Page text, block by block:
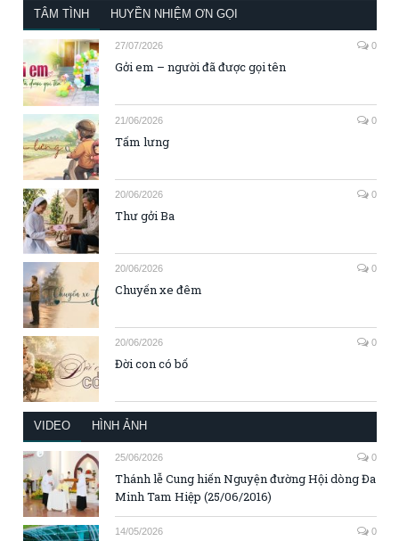
TÂM TÌNH HUYỀN NHIỆM ƠN GỌI
27/07/2026 0
Gởi em – người đã được gọi tên
21/06/2026 0
Tấm lưng
20/06/2026 0
Thư gởi Ba
20/06/2026 0
Chuyến xe đêm
20/06/2026 0
Đời con có bố
VIDEO HÌNH ẢNH
25/06/2026 0
Thánh lễ Cung hiến Nguyện đường Hội dòng Đa
Minh Tam Hiệp (25/06/2016)
14/05/2026 0